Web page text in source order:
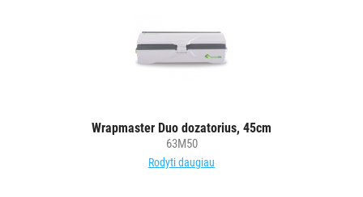
Wrapmaster Duo dozatorius, 45cm
63M50
Rodyti daugiau